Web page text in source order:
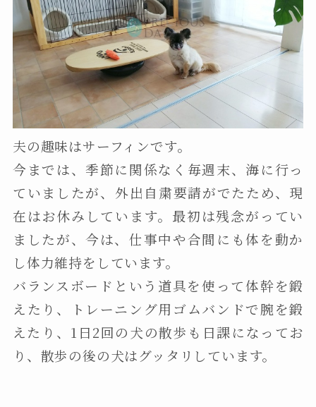
夫の趣味はサーフィンです。
今までは、季節に関係なく毎週末、海に行っ
ていましたが、外出自粛要請がでたため、現
在はお休みしています。最初は残念がってい
ましたが、今は、仕事中や合間にも体を動か
し体力維持をしています。
バランスボードという道具を使って体幹を鍛
えたり、トレーニング用ゴムバンドで腕を鍛
えたり、1日2回の犬の散歩も日課になってお
り、散歩の後の犬はグッタリしています。